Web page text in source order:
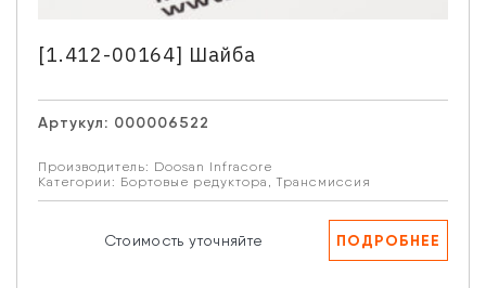
[1.412-00164] Шайба
Артукул: 000006522
Производитель: Doosan Infracore
Категории: Бортовые редуктора Трансмиссия
Стоимость уточняйте ПОДРОБНЕЕ